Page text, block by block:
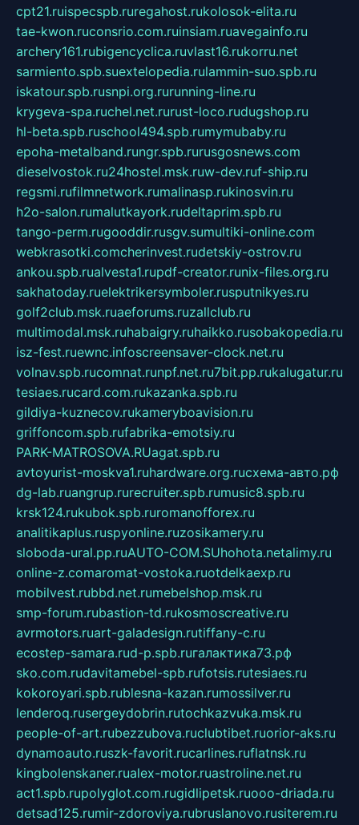
cpt21.ruispecspb.ruregahost.rukolosok-elita.ru
tae-kwon.ruconsrio.com.ruinsiam.ruavegainfo.ru
archery161.rubigencyclica.ruvlast16.rukorru.net
sarmiento.spb.suextelopedia.rulammin-suo.spb.ru
iskatour.spb.rusnpi.org.rurunning-line.ru
krygeva-spa.ruchel.net.rurust-loco.rudugshop.ru
hl-beta.spb.ruschool494.spb.rumymubaby.ru
epoha-metalband.rungr.spb.rurusgosnews.com
dieselvostok.ru24hostel.msk.ruw-dev.ruf-ship.ru
regsmi.rufilmnetwork.rumalinasp.rukinosvin.ru
h2o-salon.rumalutkayork.rudeltaprim.spb.ru
tango-perm.rugooddir.rusgv.sumultiki-online.com
webkrasotki.comcherinvest.rudetskiy-ostrov.ru
ankou.spb.rualvesta1.rupdf-creator.runix-files.org.ru
sakhatoday.ruelektrikersymboler.rusputnikyes.ru
golf2club.msk.ruaeforums.ruzallclub.ru
multimodal.msk.ruhabaigry.ruhaikko.rusobakopedia.ru
isz-fest.ruewnc.infoscreensaver-clock.net.ru
volnav.spb.rucomnat.runpf.net.ru7bit.pp.rukalugatur.ru
tesiaes.rucard.com.rukazanka.spb.ru
gildiya-kuznecov.rukameryboavision.ru
griffoncom.spb.rufabrika-emotsiy.ru
PARK-MATROSOVA.RUagat.spb.ru
avtoyurist-moskva1.ruhardware.org.ruсхема-авто.рф
dg-lab.ruangrup.rurecruiter.spb.rumusic8.spb.ru
krsk124.rukubok.spb.ruromanofforex.ru
analitikaplus.ruspyonline.ruzosikamery.ru
sloboda-ural.pp.ruAUTO-COM.SUhohota.netalimy.ru
online-z.comaromat-vostoka.ruotdelkaexp.ru
mobilvest.rubbd.net.rumebelshop.msk.ru
smp-forum.rubastion-td.rukosmoscreative.ru
avrmotors.ruart-galadesign.rutiffany-c.ru
ecostep-samara.rud-p.spb.ruгалактика73.рф
sko.com.rudavitamebel-spb.rufotsis.rutesiaes.ru
kokoroyari.spb.rublesna-kazan.rumossilver.ru
lenderoq.rusergeydobrin.rutochkazvuka.msk.ru
people-of-art.rubezzubova.ruclubtibet.ruorior-aks.ru
dynamoauto.ruszk-favorit.rucarlines.ruflatnsk.ru
kingbolenskaner.rualex-motor.ruastroline.net.ru
act1.spb.rupolyglot.com.rugidlipetsk.ruooo-driada.ru
detsad125.rumir-zdoroviya.rubruslanovo.rusiterem.ru